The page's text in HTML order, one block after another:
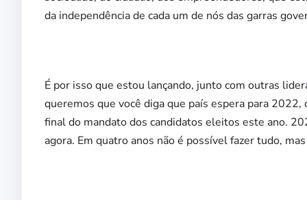
da independência de cada um de nós das garras
É por isso que estou lançando, junto com outras
queremos que você diga que país espera para
final do mandato dos candidatos eleitos este ano.
agora. Em quatro anos não é possível fazer tudo,